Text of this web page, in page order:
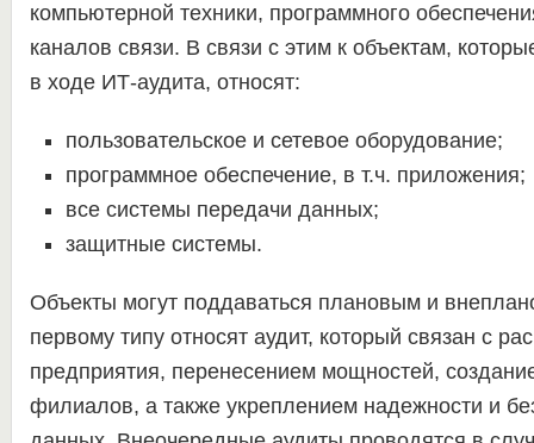
компьютерной техники, программного
каналов связи. В связи с этим к объектам,
в ходе ИТ-аудита, относят:
пользовательское и сетевое оборудование;
программное обеспечение, в т.ч. приложения;
все системы передачи данных;
защитные системы.
Объекты могут поддаваться плановым и
первому типу относят аудит, который связан с
предприятия, перенесением мощностей,
филиалов, а также укреплением надежности и